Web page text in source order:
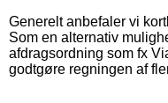
Generelt anbefaler vi
Som en alternativ
afdragsordning som fx
godtgøre regningen af